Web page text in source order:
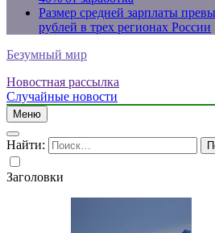
Размер средней зарплаты
рублей в трех регионах России
Безумный мир
Новостная рассылка
Случайные новости
Меню
Найти:
Заголовки